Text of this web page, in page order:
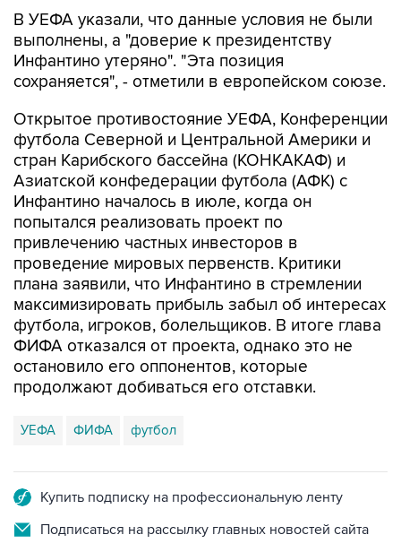
В УЕФА указали, что данные условия не были
выполнены, а "доверие к президентству
Инфантино утеряно". "Эта позиция
сохраняется", - отметили в европейском союзе.
Открытое противостояние УЕФА, Конференции
футбола Северной и Центральной Америки и
стран Карибского бассейна (КОНКАКАФ) и
Азиатской конфедерации футбола (АФК) с
Инфантино началось в июле, когда он
попытался реализовать проект по
привлечению частных инвесторов в
проведение мировых первенств. Критики
плана заявили, что Инфантино в стремлении
максимизировать прибыль забыл об интересах
футбола, игроков, болельщиков. В итоге глава
ФИФА отказался от проекта, однако это не
остановило его оппонентов, которые
продолжают добиваться его отставки.
УЕФА ФИФА футбол
Купить подписку на профессиональную ленту
Подписаться на рассылку главных новостей сайта